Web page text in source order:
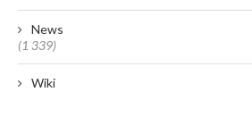
News
(1 339)
Wiki